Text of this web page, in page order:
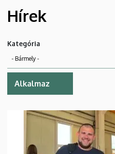
János
Technikuma,
Gimnáziuma
és
Kollégiuma
Hírek
Kategória